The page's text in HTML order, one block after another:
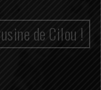
de Cilou !